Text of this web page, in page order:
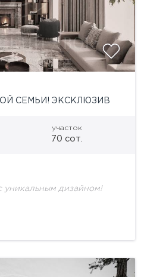
СЕМЬИ! ЭКСКЛЮЗИВ
участок
70 сот.
дизайном!